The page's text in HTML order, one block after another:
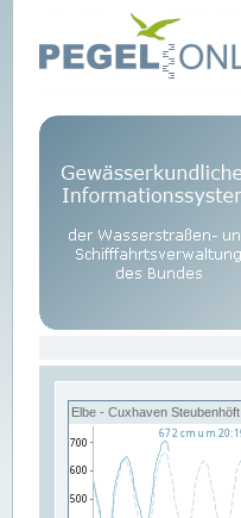
Elbe - Cuxhaven Steubenhöft